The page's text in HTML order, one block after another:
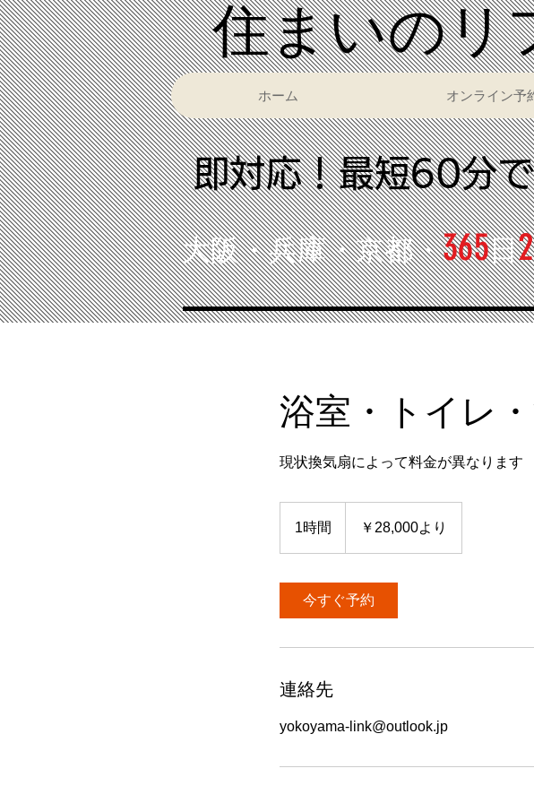
住まいのリ
ホーム オンライン予
即対応！最短60分
大阪・兵庫・京都・365日
浴室・トイレ
現状換気扇によって料金が異なります
1時間 ￥28,000より
今すぐ予約
連絡先
yokoyama-link@outlook.jp